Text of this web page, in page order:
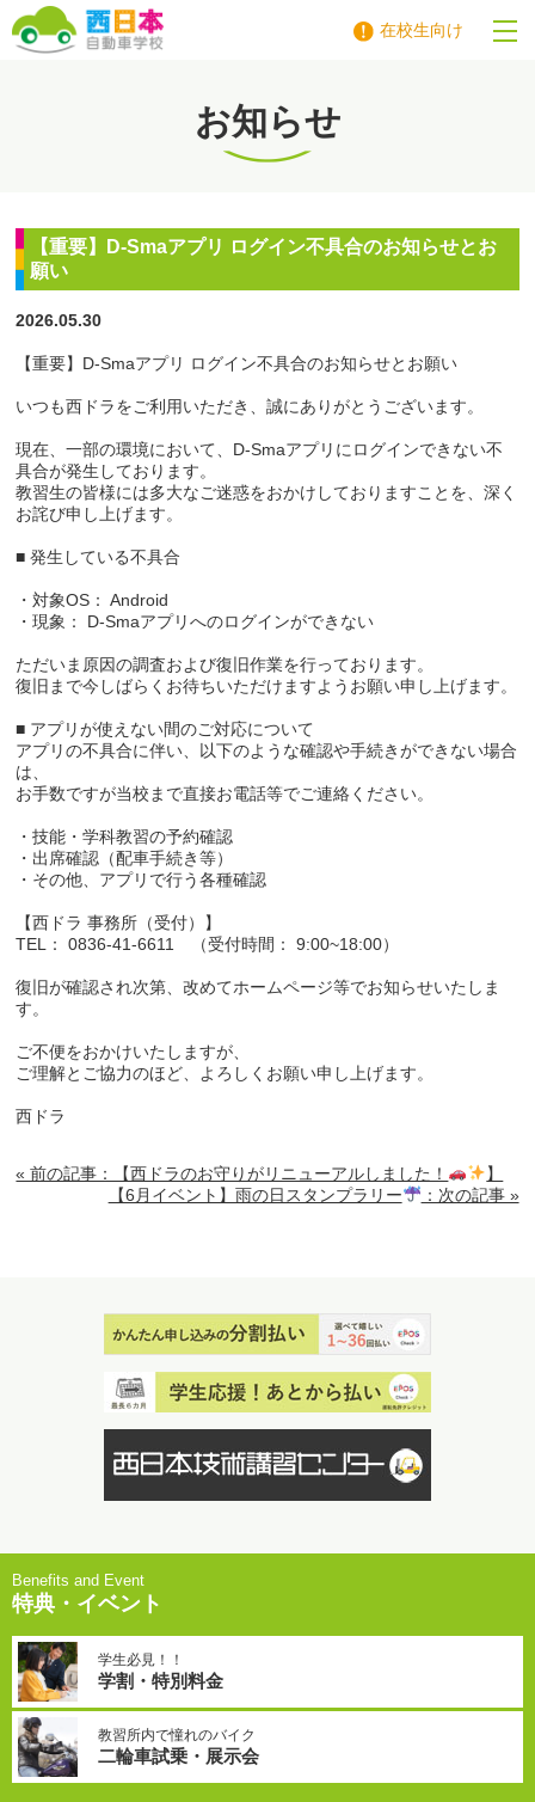
在校生向け
お知らせ
【重要】D-Smaアプリ ログイン不具合のお知らせとお
願い
2026.05.30
【重要】 D-Smaアプリ ログイン不具合のお知らせとお願い
いつも西ドラをご利用いただき、誠にありがとうございます。
現在、一部の環境において、D-Smaアプリにログインできない不
具合が発生しております。
教習生の皆様には多大なご迷惑をおかけしておりますことを、深く
お詫び申し上げます。
■ 発生している不具合
・対象OS： Android
・現象： D-Smaアプリへのログインができない
ただいま原因の調査および復旧作業を行っております。
復旧まで今しばらくお待ちいただけますようお願い申し上げます。
■ アプリが使えない間のご対応について
アプリの不具合に伴い、以下のような確認や手続きができない場合
は、
お手数ですが当校まで直接お電話等でご連絡ください。
・技能・学科教習の予約確認
・出席確認（配車手続き等）
・その他、アプリで行う各種確認
【西ドラ 事務所（受付）】
TEL： 0836-41-6611 （受付時間： 9:00~18:00）
復旧が確認され次第、改めてホームページ等でお知らせいたしま
す。
ご不便をおかけいたしますが、
ご理解とご協力のほど、よろしくお願い申し上げます。
西ドラ
« 前の記事：【西ドラのお守りがリニューアルしました！
】
【6月イベント】雨の日スタンプラリー
：次の記事 »
特典・イベント
学生必見！！
学割・特別料金
教習所内で憧れのバイク
二輪車試乗・展示会